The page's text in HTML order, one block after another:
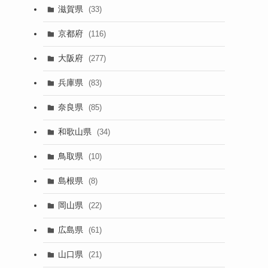
滋賀県 (33)
京都府 (116)
大阪府 (277)
兵庫県 (83)
奈良県 (85)
和歌山県 (34)
鳥取県 (10)
島根県 (8)
岡山県 (22)
広島県 (61)
山口県 (21)